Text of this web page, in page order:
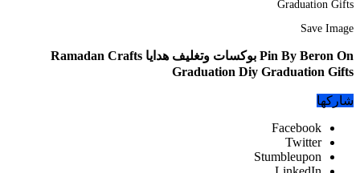
Save Image
Pin By Beron On بوكسات وتغليف هدايا Ramadan Crafts
Graduation Diy Graduation Gifts
شاركها
Facebook
Twitter
Stumbleupon